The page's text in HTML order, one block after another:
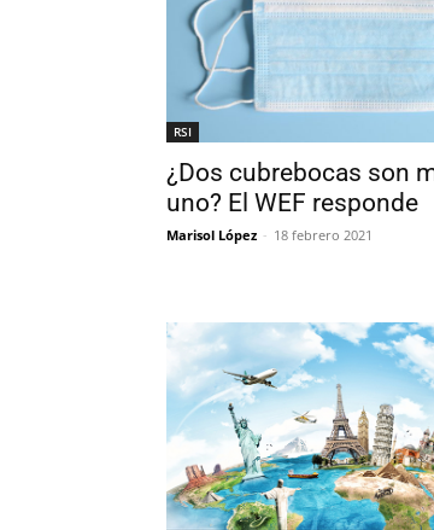
RSI
¿Dos cubrebocas son
uno? El WEF responde
Marisol López - 18 febrero 2021